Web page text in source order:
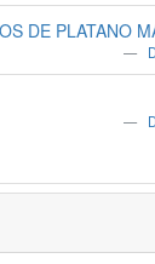
DE PLATANO